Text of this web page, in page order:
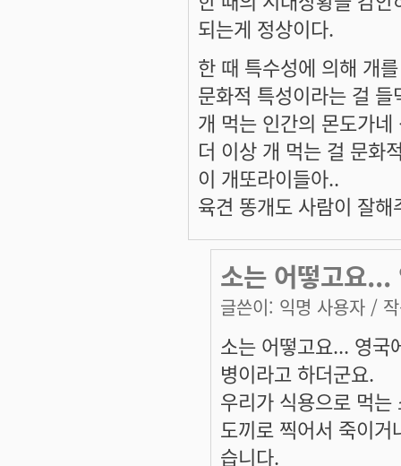
되는게 정상이다.
한 때 특수성에 의해 개
문화적 특성이라는 걸
개 먹는 인간의 몬도가
더 이상 개 먹는 걸 문화
이 개또라이들아..
육견 똥개도 사람이 잘
소는 어떻고요...
글쓴이: 익명 사용자 /
소는 어떻고요... 영국
병이라고 하더군요.
우리가 식용으로 먹
도끼로 찍어서 죽이
습니다.